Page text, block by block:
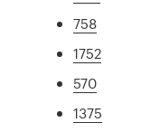
758
1752
570
1375